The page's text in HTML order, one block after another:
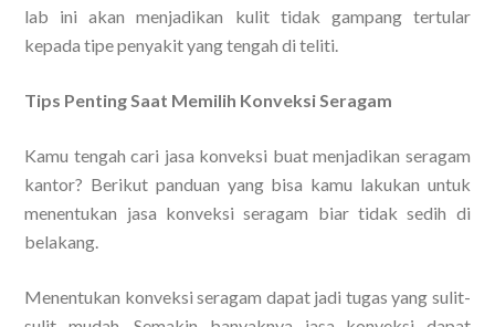
lab ini akan menjadikan kulit tidak gampang tertular
kepada tipe penyakit yang tengah di teliti.
Tips Penting Saat Memilih Konveksi Seragam
Kamu tengah cari jasa konveksi buat menjadikan seragam
kantor? Berikut panduan yang bisa kamu lakukan untuk
menentukan jasa konveksi seragam biar tidak sedih di
belakang.
Menentukan konveksi seragam dapat jadi tugas yang sulit-